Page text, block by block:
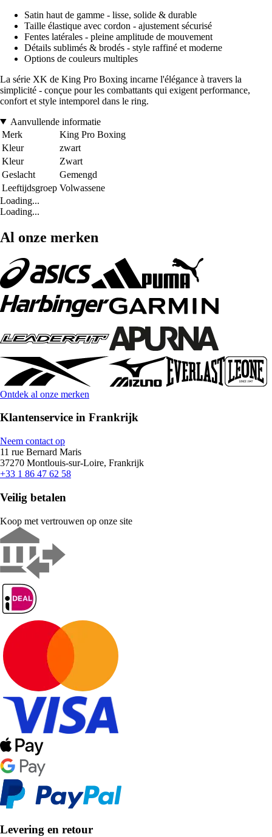
Satin haut de gamme - lisse, solide & durable
Taille élastique avec cordon - ajustement sécurisé
Fentes latérales - pleine amplitude de mouvement
Détails sublimés & brodés - style raffiné et moderne
Options de couleurs multiples
La série XK de King Pro Boxing incarne l'élégance à travers la
simplicité - conçue pour les combattants qui exigent performance,
confort et style intemporel dans le ring.
Aanvullende informatie
Merk
King Pro Boxing
Kleur
zwart
Kleur
Zwart
Geslacht
Gemengd
Leeftijdsgroep Volwassene
Loading...
Loading...
Al onze merken
Ontdek al onze merken
Klantenservice in Frankrijk
Neem contact op
11 rue Bernard Maris
37270 Montlouis-sur-Loire, Frankrijk
+33 1 86 47 62 58
Veilig betalen
Koop met vertrouwen op onze site
Levering en retour